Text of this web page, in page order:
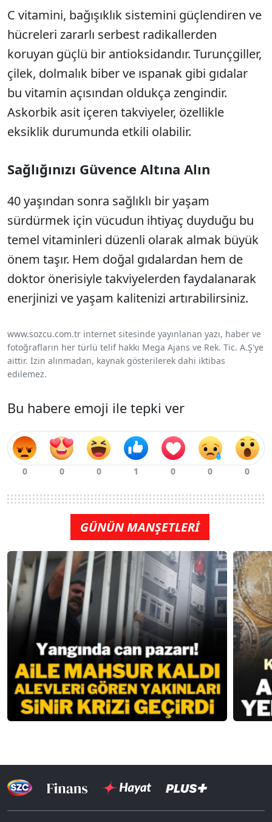
C vitamini, bağışıklık sistemini güçlendiren ve
hücreleri zararlı serbest radikallerden
koruyan güçlü bir antioksidandır. Turunçgiller,
çilek, dolmalık biber ve ıspanak gibi gıdalar
bu vitamin açısından oldukça zengindir.
Askorbik asit içeren takviyeler, özellikle
eksiklik durumunda etkili olabilir.
Sağlığınızı Güvence Altına Alın
40 yaşından sonra sağlıklı bir yaşam
sürdürmek için vücudun ihtiyaç duyduğu bu
temel vitaminleri düzenli olarak almak büyük
önem taşır. Hem doğal gıdalardan hem de
doktor önerisiyle takviyelerden faydalanarak
enerjinizi ve yaşam kalitenizi artırabilirsiniz.
www.sozcu.com.tr internet sitesinde yayınlanan yazı, haber ve
fotoğrafların her türlü telif hakkı Mega Ajans ve Rek. Tic. A.Ş'ye
aittir. İzin alınmadan, kaynak gösterilerek dahi iktibas
edilemez.
Bu habere emoji ile tepki ver
GÜNÜN MANŞETLERİ